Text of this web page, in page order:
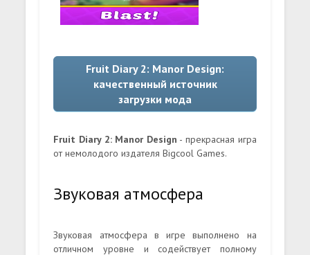
Fruit Diary 2: Manor Design:
качественный источник
загрузки мода
Fruit Diary 2: Manor Design - прекрасная игра
от немолодого издателя Bigcool Games.
Звуковая атмосфера
Звуковая атмосфера в игре выполнено на
отличном уровне и содействует полному